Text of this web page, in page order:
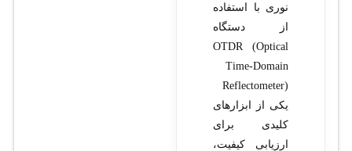
نوری با استفاده
از دستگاه
OTDR (Optical
Time-Domain
Reflectometer)
یکی از ابزارهای
کلیدی برای
ارزیابی کیفیت،